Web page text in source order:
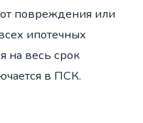
повреждения или
ипотечных
на весь срок
в ПСК.